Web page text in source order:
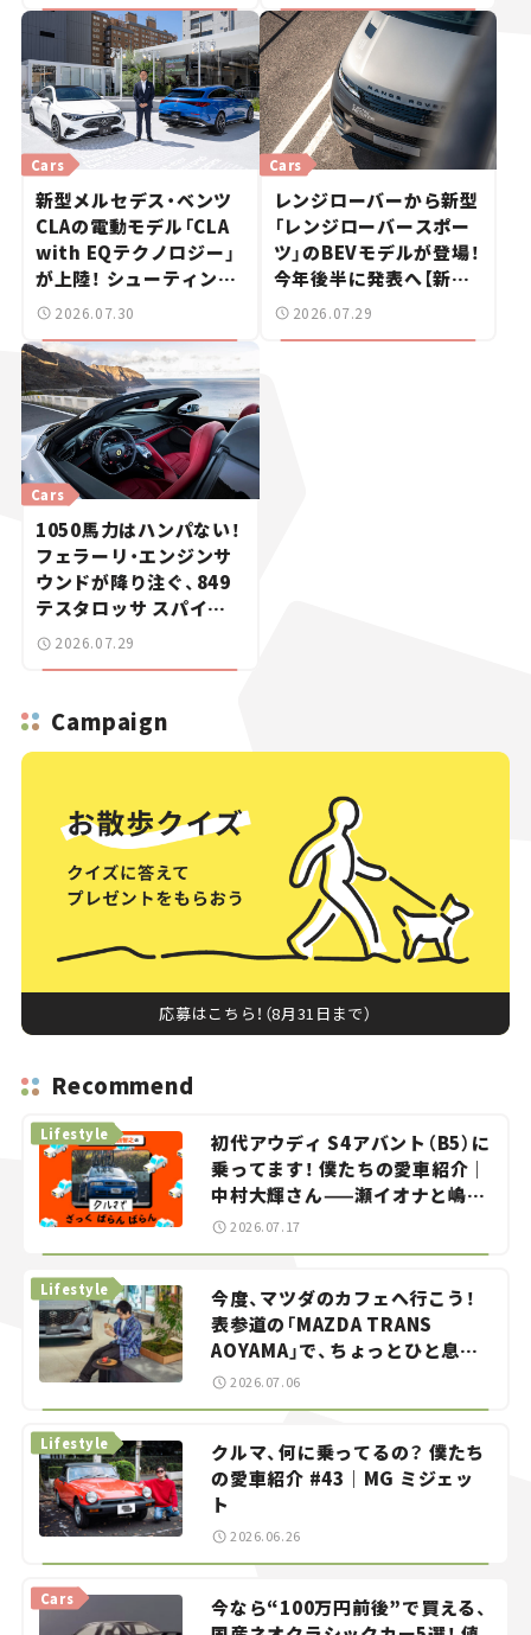
Cars
新型メルセデス・ベンツ
CLAの電動モデル「CLA
with EQテクノロジー」
が上陸！ シューティング
ブレークも発売【新車ニ
2026.07.30
Cars
レンジローバーから新型
「レンジローバースポー
ツ」のBEVモデルが登場！
今年後半に発表へ【新車
ニュース】
2026.07.29
Cars
1050馬力はハンパない！
フェラーリ・エンジンサ
ウンドが降り注ぐ、849
テスタロッサ スパイダ
ーに試乗。
2026.07.29
Campaign
応募はこちら！（8月31日まで）
Recommend
初代アウディ S4アバント（B5）に
乗ってます！ 僕たちの愛車紹介｜
中村大輝さん——瀬イオナと嶋田
智之の「クルマでざっくばらんば
らん！」＃20
Lifestyle
2026.07.17
今度、マツダのカフェへ行こう！
表参道の「MAZDA TRANS
AOYAMA」で、ちょっとひと息。
——連載｜CCGとクルマでどうす
Lifestyle
2026.07.06
クルマ、何に乗ってるの？ 僕たち
の愛車紹介 #43｜MG ミジェッ
ト
Lifestyle
2026.06.26
今なら“100万円前後”で買える、
Cars